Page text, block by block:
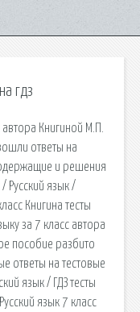
гдз
Книгиной М.П.
ответы на
и решения
Русский язык /
Книгина тесты
за 7 класс автора
пособие разбито
ответы на тестовые
язык / ГДЗ тесты
язык 7 класс